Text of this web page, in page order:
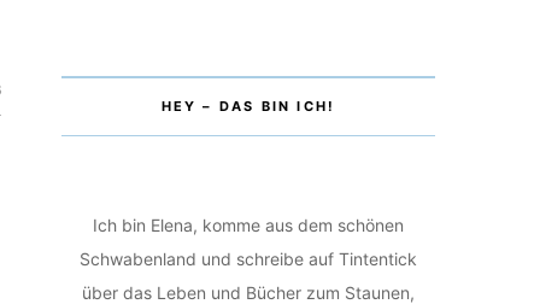
HEY – DAS BIN ICH!
Ich bin Elena, komme aus dem schönen
Schwabenland und schreibe auf Tintentick
über das Leben und Bücher zum Staunen,